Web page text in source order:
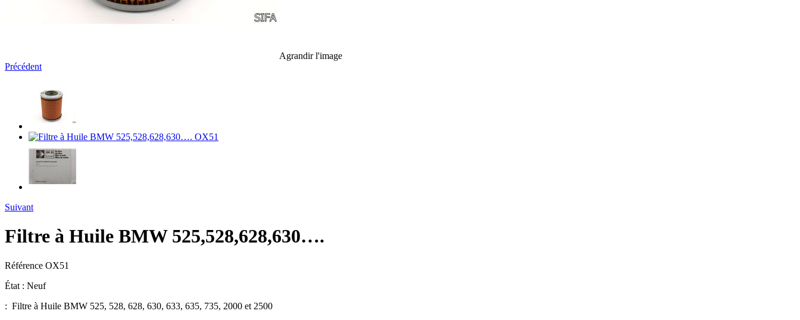
Agrandir l'image
Précédent
Suivant
Filtre à Huile BMW 525,528,628,630….
Référence OX51
État : Neuf
: Filtre à Huile BMW 525, 528, 628, 630, 633, 635, 735, 2000 et 2500